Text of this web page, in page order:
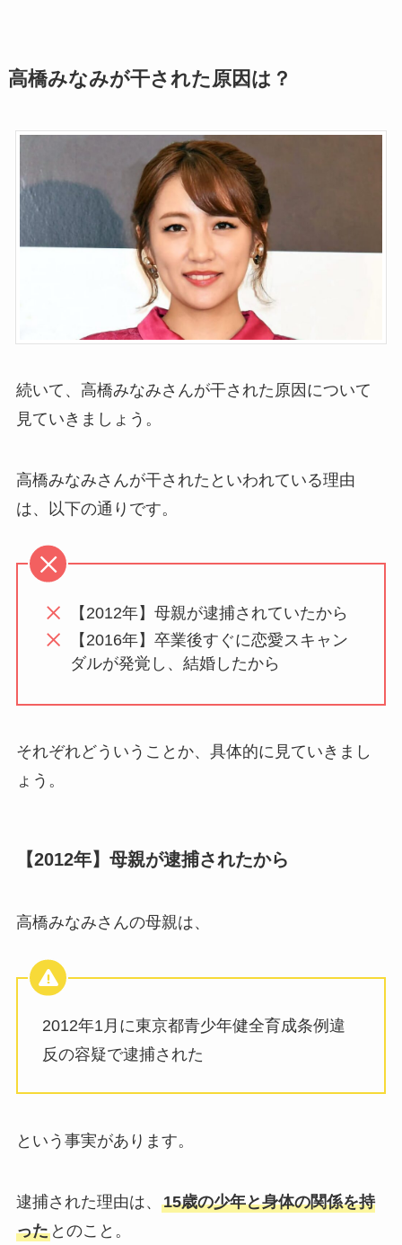
高橋みなみが干された原因は？
続いて、高橋みなみさんが干された原因について
見ていきましょう。
高橋みなみさんが干されたといわれている理由
は、以下の通りです。
【2012年】母親が逮捕されていたから
【2016年】卒業後すぐに恋愛スキャン
ダルが発覚し、結婚したから
それぞれどういうことか、具体的に見ていきまし
ょう。
【2012年】母親が逮捕されたから
高橋みなみさんの母親は、
2012年1月に東京都青少年健全育成条例違
反の容疑で逮捕された
という事実があります。
逮捕された理由は、 15歳の少年と身体の関係を持
ったとのこと。